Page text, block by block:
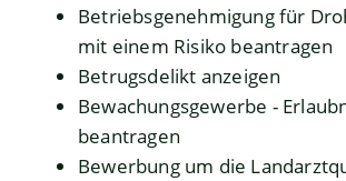
Betriebsgenehmigung für
mit einem Risiko beantragen
Betrugsdelikt anzeigen
Bewachungsgewerbe -
beantragen
Bewerbung um die